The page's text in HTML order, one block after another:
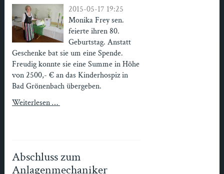
2015-05-17 19:25
Monika Frey sen.
feierte ihren 80.
Geburtstag. Anstatt
Geschenke bat sie um eine Spende.
Freudig konnte sie eine Summe in Höhe
von 2500,- € an das Kinderhospiz in
Bad Grönenbach übergeben.
Weiterlesen …
Abschluss zum
Anlagenmechaniker